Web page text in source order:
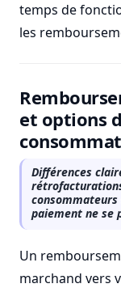
temps de
les
et options
Différences
consommateurs
paiement ne se
Un
marchand vers